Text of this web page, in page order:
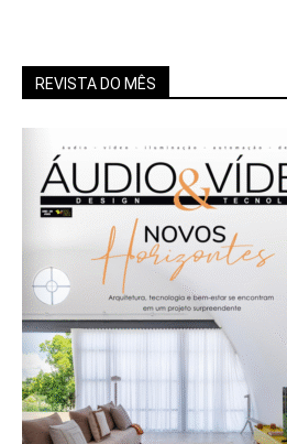
REVISTA DO MÊS